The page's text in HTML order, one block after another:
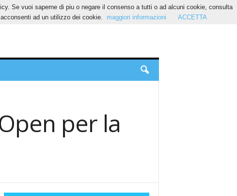
per la
Se vuoi saperne di piu o negare il consenso a tutti o ad alcuni cookie, consulta
ad un utilizzo dei cookie.
maggiori informazioni ACCETTA